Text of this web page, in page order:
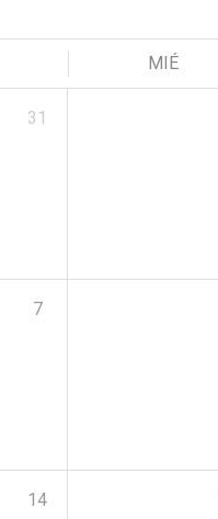
MIÉ
31
7
14